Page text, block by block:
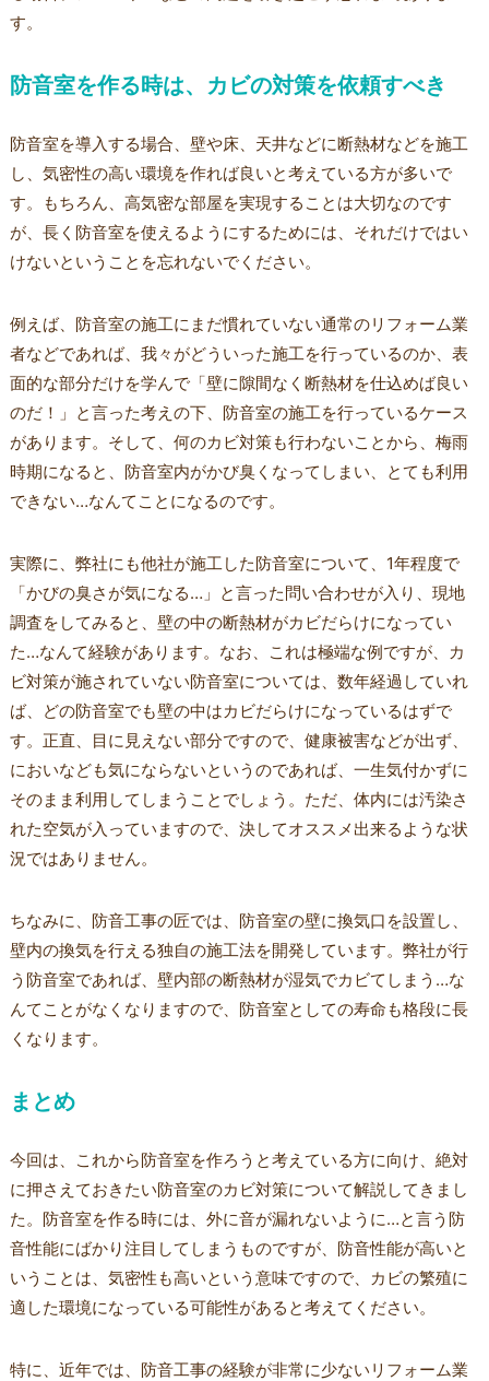
す。
防音室を作る時は、カビの対策を依頼すべき
防音室を導入する場合、壁や床、天井などに断熱材などを施工
し、気密性の高い環境を作れば良いと考えている方が多いで
す。もちろん、高気密な部屋を実現することは大切なのです
が、長く防音室を使えるようにするためには、それだけではい
けないということを忘れないでください。
例えば、防音室の施工にまだ慣れていない通常のリフォーム業
者などであれば、我々がどういった施工を行っているのか、表
面的な部分だけを学んで「壁に隙間なく断熱材を仕込めば良い
のだ！」と言った考えの下、防音室の施工を行っているケース
があります。そして、何のカビ対策も行わないことから、梅雨
時期になると、防音室内がかび臭くなってしまい、とても利用
できない…なんてことになるのです。
実際に、弊社にも他社が施工した防音室について、1年程度で
「かびの臭さが気になる…」と言った問い合わせが入り、現地
調査をしてみると、壁の中の断熱材がカビだらけになってい
た…なんて経験があります。なお、これは極端な例ですが、カ
ビ対策が施されていない防音室については、数年経過していれ
ば、どの防音室でも壁の中はカビだらけになっているはずで
す。正直、目に見えない部分ですので、健康被害などが出ず、
においなども気にならないというのであれば、一生気付かずに
そのまま利用してしまうことでしょう。ただ、体内には汚染さ
れた空気が入っていますので、決してオススメ出来るような状
況ではありません。
ちなみに、防音工事の匠では、防音室の壁に換気口を設置し、
壁内の換気を行える独自の施工法を開発しています。弊社が行
う防音室であれば、壁内部の断熱材が湿気でカビてしまう…な
んてことがなくなりますので、防音室としての寿命も格段に長
くなります。
まとめ
今回は、これから防音室を作ろうと考えている方に向け、絶対
に押さえておきたい防音室のカビ対策について解説してきまし
た。防音室を作る時には、外に音が漏れないように…と言う防
音性能にばかり注目してしまうものですが、防音性能が高いと
いうことは、気密性も高いという意味ですので、カビの繁殖に
適した環境になっている可能性があると考えてください。
特に、近年では、防音工事の経験が非常に少ないリフォーム業